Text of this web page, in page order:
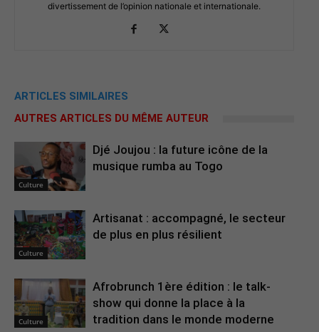
divertissement de l’opinion nationale et internationale.
ARTICLES SIMILAIRES
AUTRES ARTICLES DU MÊME AUTEUR
Culture
Djé Joujou : la future icône de la
musique rumba au Togo
Culture
Artisanat : accompagné, le secteur
de plus en plus résilient
Culture
Afrobrunch 1ère édition : le talk-
show qui donne la place à la
tradition dans le monde moderne